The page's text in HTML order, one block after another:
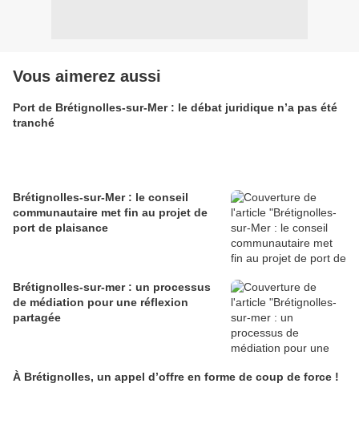
Vous aimerez aussi
Port de Brétignolles-sur-Mer : le débat juridique n’a pas été
tranché
Brétignolles-sur-Mer : le conseil
communautaire met fin au projet de
port de plaisance
Brétignolles-sur-mer : un processus
de médiation pour une réflexion
partagée
À Brétignolles, un appel d’offre en forme de coup de force !